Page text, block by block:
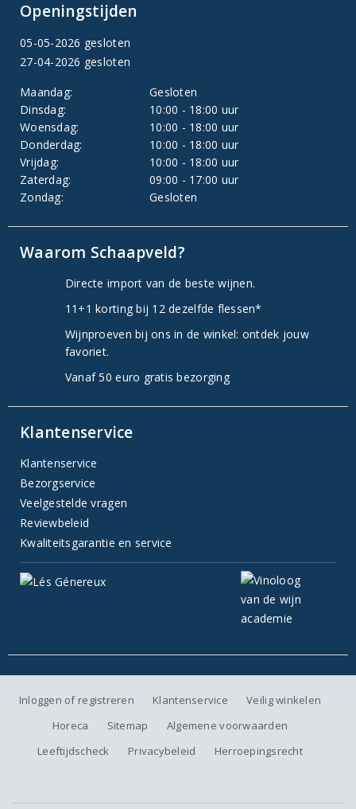
Openingstijden
05-05-2026 gesloten
27-04-2026 gesloten
Maandag:
Gesloten
Dinsdag:
10:00 - 18:00 uur
Woensdag:
10:00 - 18:00 uur
Donderdag:
10:00 - 18:00 uur
Vrijdag:
10:00 - 18:00 uur
Zaterdag:
09:00 - 17:00 uur
Zondag:
Gesloten
Waarom Schaapveld?
Directe import van de beste wijnen.
11+1 korting bij 12 dezelfde flessen*
Wijnproeven bij ons in de winkel: ontdek jouw
favoriet.
Vanaf 50 euro gratis bezorging
Klantenservice
Klantenservice
Bezorgservice
Veelgestelde vragen
Reviewbeleid
Kwaliteitsgarantie en service
Inloggen of registreren Klantenservice
Veilig winkelen
Horeca
Sitemap
Algemene voorwaarden
Leeftijdscheck
Privacybeleid Herroepingsrecht